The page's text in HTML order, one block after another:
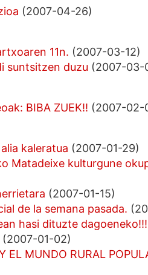
(2007-04-26)
11n. (2007-03-12)
suntsitzen duzu (2007-03-
BIBA ZUEK!! (2007-02-
kaleratua (2007-01-29)
Matadeixe kulturgune
(2007-01-15)
de la semana pasada.
hasi dituzte
(2007-01-02)
EL MUNDO RURAL